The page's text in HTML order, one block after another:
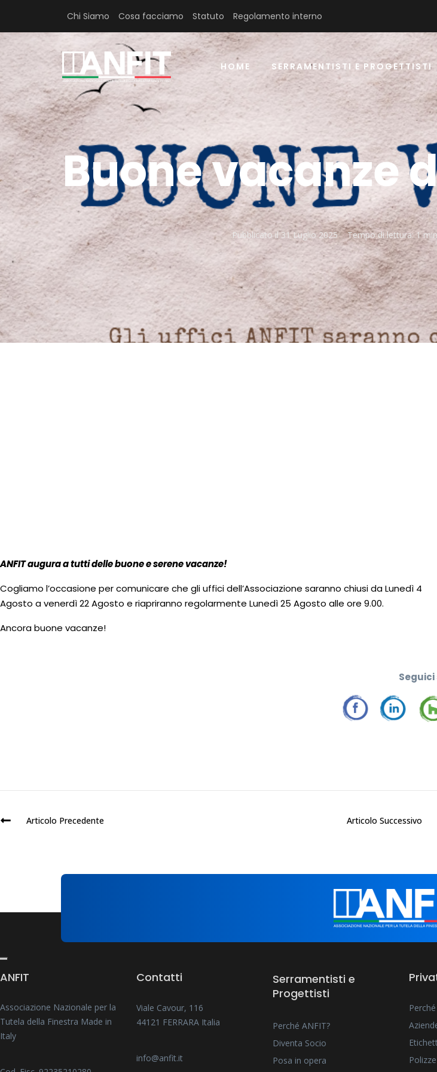
Chi Siamo Cosa facciamo Statuto Regolamento interno
HOME SERRAMENTISTI E PROGETTISTI
Buone vacanze
Pubblicato il31 Luglio 2025 Tempo di lettura: 1
ANFIT augura a tutti delle buone e serene vacanze!
Cogliamo l’occasione per comunicare che gli uffici dell’Associazione saranno chiusi da Lunedì 4
Agosto a venerdì 22 Agosto e riapriranno regolarmente Lunedì 25 Agosto alle ore 9.00.
Ancora buone vacanze!
Seguici
Articolo Precedente Articolo Successivo
ANFIT
Associazione Nazionale per la
Tutela della Finestra Made in
Italy
Contatti
Viale Cavour, 116
44121 FERRARA Italia
info@anfit.it
Serramentisti e
Progettisti
Perché ANFIT?
Diventa Socio
Posa in opera